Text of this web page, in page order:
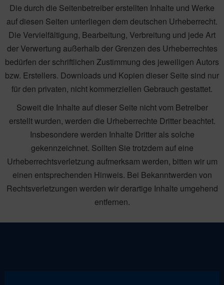
Die durch die Seitenbetreiber erstellten Inhalte und Werke
auf diesen Seiten unterliegen dem deutschen Urheberrecht.
Die Vervielfältigung, Bearbeitung, Verbreitung und jede Art
der Verwertung außerhalb der Grenzen des Urheberrechtes
bedürfen der schriftlichen Zustimmung des jeweiligen Autors
bzw. Erstellers. Downloads und Kopien dieser Seite sind nur
für den privaten, nicht kommerziellen Gebrauch gestattet.
Soweit die Inhalte auf dieser Seite nicht vom Betreiber
erstellt wurden, werden die Urheberrechte Dritter beachtet.
Insbesondere werden Inhalte Dritter als solche
gekennzeichnet. Sollten Sie trotzdem auf eine
Urheberrechtsverletzung aufmerksam werden, bitten wir um
einen entsprechenden Hinweis. Bei Bekanntwerden von
Rechtsverletzungen werden wir derartige Inhalte umgehend
entfernen.